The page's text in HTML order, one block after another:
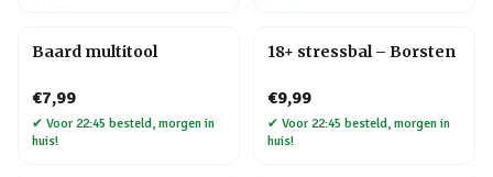
Baard multitool
€7,99
✔ Voor 22:45 besteld, morgen in
huis!
18+ stressbal – Borsten
€9,99
✔ Voor 22:45 besteld, morgen in
huis!